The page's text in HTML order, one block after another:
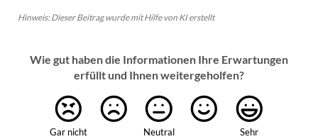
Hinweis: Dieser Beitrag wurde mit Hilfe von KI erstellt
Wie gut haben die Informationen Ihre Erwartungen
erfüllt und Ihnen weitergeholfen?
Gar nicht Neutral Sehr